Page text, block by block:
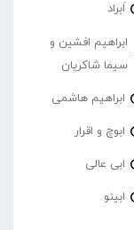
اَبراد
ابراهیم افشین و
سیما شاکریان
ابراهیم هاشمی
ابوچ و اقرار
ابی عالی
ابینو